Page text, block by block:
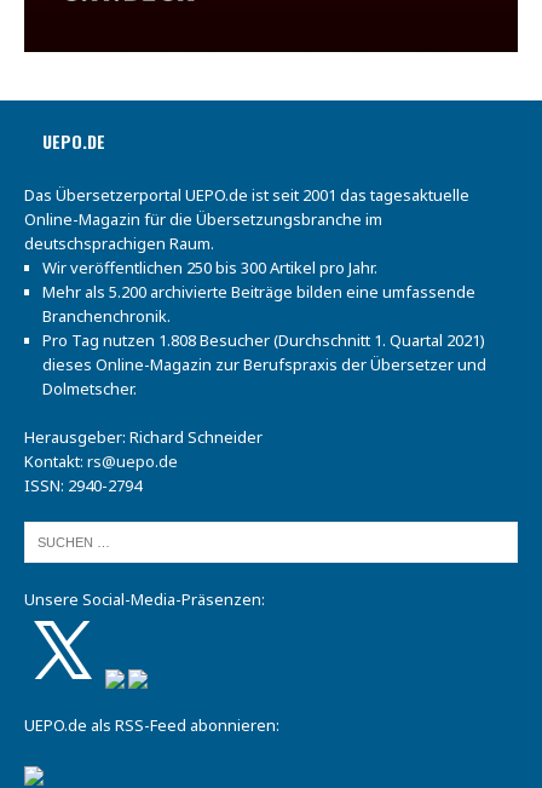
UEPO.DE
Das Übersetzerportal UEPO.de ist seit 2001 das tagesaktuelle
Online-Magazin für die Übersetzungsbranche im
deutschsprachigen Raum.
Wir veröffentlichen 250 bis 300 Artikel pro Jahr.
Mehr als 5.200 archivierte Beiträge bilden eine umfassende
Branchenchronik.
Pro Tag nutzen 1.808 Besucher (Durchschnitt 1. Quartal 2021)
dieses Online-Magazin zur Berufspraxis der Übersetzer und
Dolmetscher.
Herausgeber: Richard Schneider
Kontakt: rs@uepo.de
ISSN: 2940-2794
Unsere Social-Media-Präsenzen:
UEPO.de als RSS-Feed abonnieren: